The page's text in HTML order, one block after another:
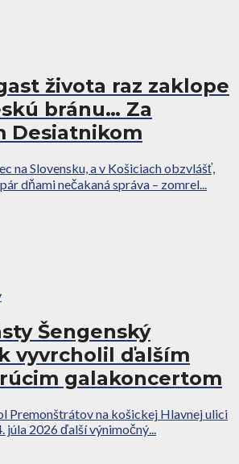
života raz zaklope
bránu… Za
Desiatnikom
na Slovensku, a v Košiciach obzvlášť,
dňami nečakaná správa – zomrel...
Šengenský
vyvrcholil ďalším
galakoncertom
Premonštrátov na košickej Hlavnej ulici
júla 2026 ďalší výnimočný...